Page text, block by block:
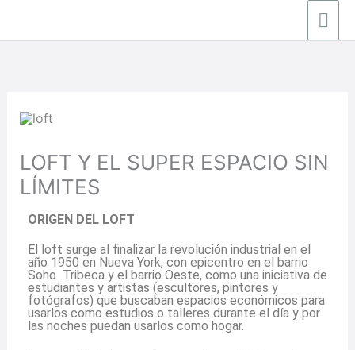
LOFT Y EL SUPER ESPACIO SIN
LÍMITES
ORIGEN DEL LOFT
El loft surge al finalizar la revolución industrial en el
año 1950 en Nueva York, con epicentro en el barrio
Soho Tribeca y el barrio Oeste, como una iniciativa de
estudiantes y artistas (escultores, pintores y
fotógrafos) que buscaban espacios económicos para
usarlos como estudios o talleres durante el día y por
las noches puedan usarlos como hogar.